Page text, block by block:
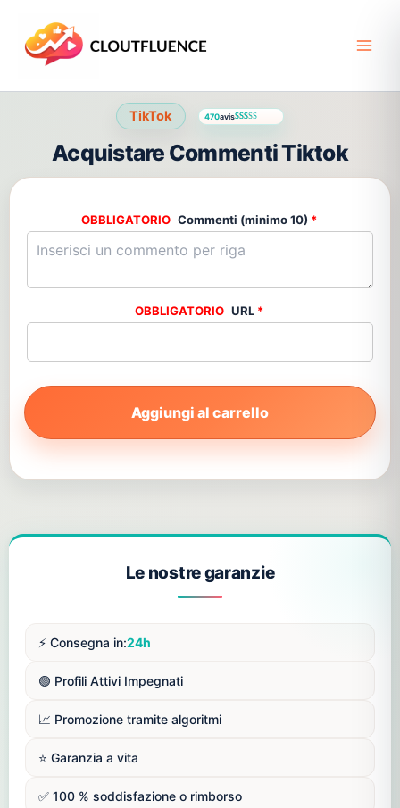
contenuto
TikTok 470avis
Acquistare Commenti Tiktok
Commenti (minimo 10) *
URL *
Aggiungi al carrello
Le nostre garanzie
⚡️ Consegna in:24h
🟢 Profili Attivi Impegnati
📈 Promozione tramite algoritmi
⭐️ Garanzia a vita
✅ 100 % soddisfazione o rimborso